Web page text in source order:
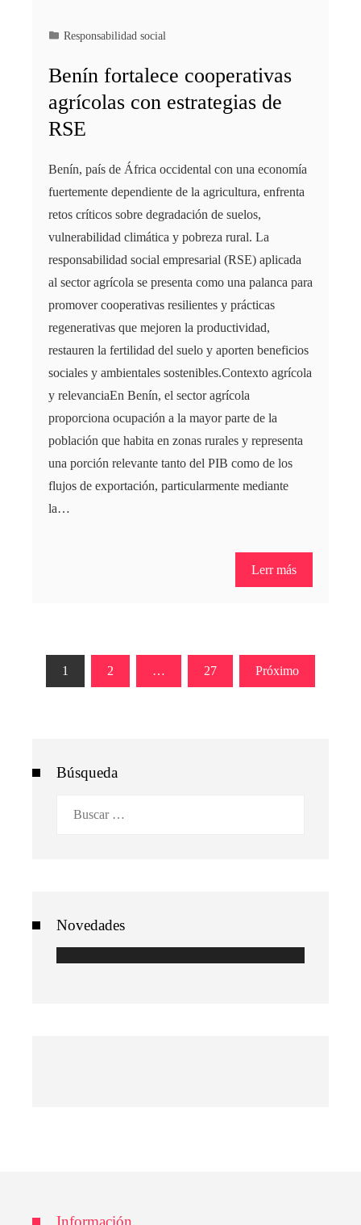
Responsabilidad social
Benín fortalece cooperativas
agrícolas con estrategias de
RSE
Benín, país de África occidental con una economía
fuertemente dependiente de la agricultura, enfrenta
retos críticos sobre degradación de suelos,
vulnerabilidad climática y pobreza rural. La
responsabilidad social empresarial (RSE) aplicada
al sector agrícola se presenta como una palanca para
promover cooperativas resilientes y prácticas
regenerativas que mejoren la productividad,
restauren la fertilidad del suelo y aporten beneficios
sociales y ambientales sostenibles.Contexto agrícola
y relevanciaEn Benín, el sector agrícola
proporciona ocupación a la mayor parte de la
población que habita en zonas rurales y representa
una porción relevante tanto del PIB como de los
flujos de exportación, particularmente mediante
la…
Lerr más
Paginación
1 2 … 27 Próximo
Búsqueda
Novedades
Información